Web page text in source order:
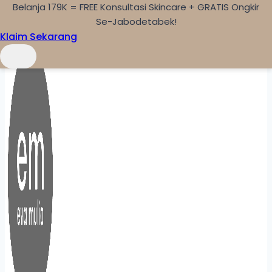
Skip to content
Belanja 179K = FREE Konsultasi Skincare + GRATIS Ongkir
Se-Jabodetabek!
Klaim Sekarang